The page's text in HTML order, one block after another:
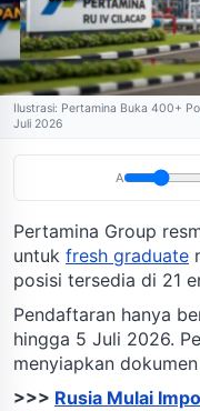
Ilustrasi: Pertamina Buka 400+
Juli 2026
A
Pertamina Group
untuk fresh graduate
posisi tersedia di 21
Pendaftaran hanya
hingga 5 Juli 2026.
menyiapkan
>>> Rusia Mulai